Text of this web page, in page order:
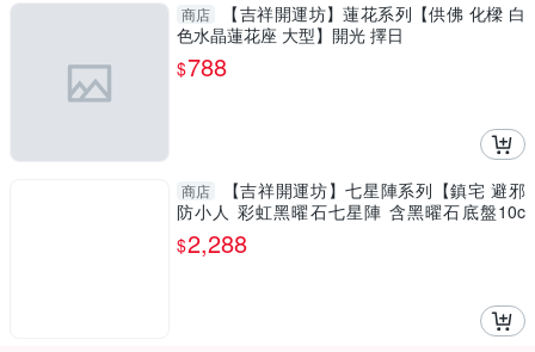
商店
【吉祥開運坊】蓮花系列【供佛 化樑 白
色水晶蓮花座 大型】開光 擇日
$788
商店
【吉祥開運坊】七星陣系列【鎮宅 避邪
防小人 彩虹黑曜石七星陣 含黑曜石底盤10c
m】淨化 擇日
$2,288